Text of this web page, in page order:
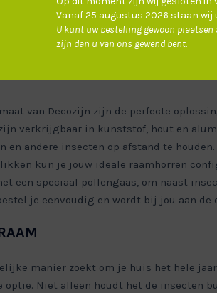
MAAT
van Decozijn zijn de perfecte
verkrijgbaar in kunststof, hout en
en andere insecten op afstand te
kun je jouw ideale raamhorren
een speciaal pollengaas, om naast
je eenvoudig en wordt bij jou aan
manier zoekt om je huis het hele
optie. Niet alleen houdt het de insecten
Vanaf 25 augustus 2026 staan wij
U kunt uw bestelling gewoon
zijn dan u van ons gewend bent.